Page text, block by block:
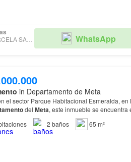
MARCELA SANCHEZ S. WhatsApp
in Departamento de Meta
el sector Parque Habitacional Esmeralda,
del Meta, este inmueble se encuentra
2 baños 65 m²